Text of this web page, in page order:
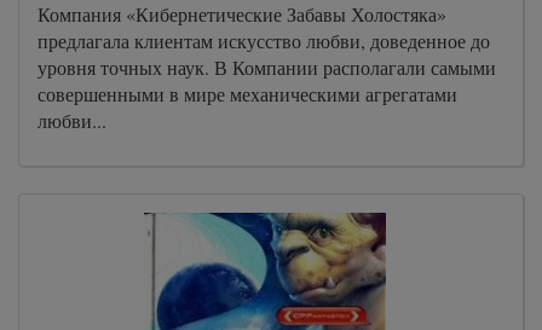
Компания «Кибернетические Забавы Холостяка»
предлагала клиентам искусство любви, доведенное до
уровня точных наук. В Компании располагали самыми
совершенными в мире механическими агрегатами
любви...